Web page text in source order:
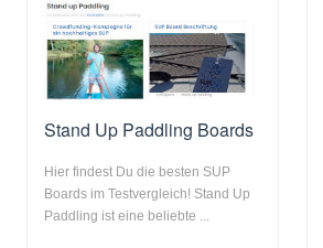
Stand Up Paddling Boards
Hier findest Du die besten SUP
Boards im Testvergleich! Stand Up
Paddling ist eine beliebte ...